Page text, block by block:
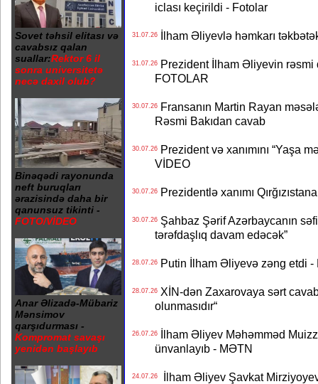
Sovet təhsil elitası və
cavabsız qalan
suallar:Rektor 6 il
sonra universitetə
necə daxil olub?
Binəqədi rayonunda
neft buruqları
ərazisində daha bir
qanunsuz tikinti -
FOTO/VİDEO
Anar Əlizadə-Mübariz
Mənsimov
qarşıdurması -
Kompromat savaşı
yenidən başlayıb
iclası keçirildi - Fotolar
31.07.26İlham Əliyevlə həmkarı
31.07.26Prezident İlham Əliyevin rəsmi
FOTOLAR
30.07.26Fransanın Martin Rayan
Rəsmi Bakıdan cavab
30.07.26Prezident və xanımını “Yaşa
VİDEO
30.07.26Prezidentlə xanımı
30.07.26Şahbaz Şərif Azərbaycanın
tərəfdaşlıq davam edəcək”
28.07.26Putin İlham Əliyevə zəng etdi -
28.07.26XİN-dən Zaxarovaya sərt
olunmasıdır“
26.07.26İlham Əliyev Məhəmməd
ünvanlayıb - MƏTN
24.07.26İlham Əliyev Şavkat